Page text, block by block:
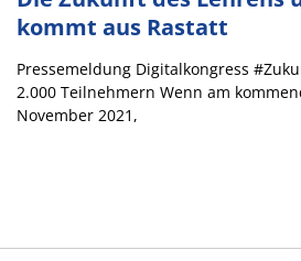
kommt aus Rastatt
Pressemeldung Digitalkongress
2.000 Teilnehmern Wenn am
November 2021,